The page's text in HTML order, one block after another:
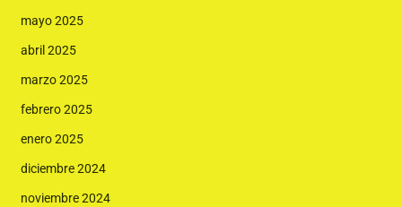
mayo 2025
abril 2025
marzo 2025
febrero 2025
enero 2025
diciembre 2024
noviembre 2024